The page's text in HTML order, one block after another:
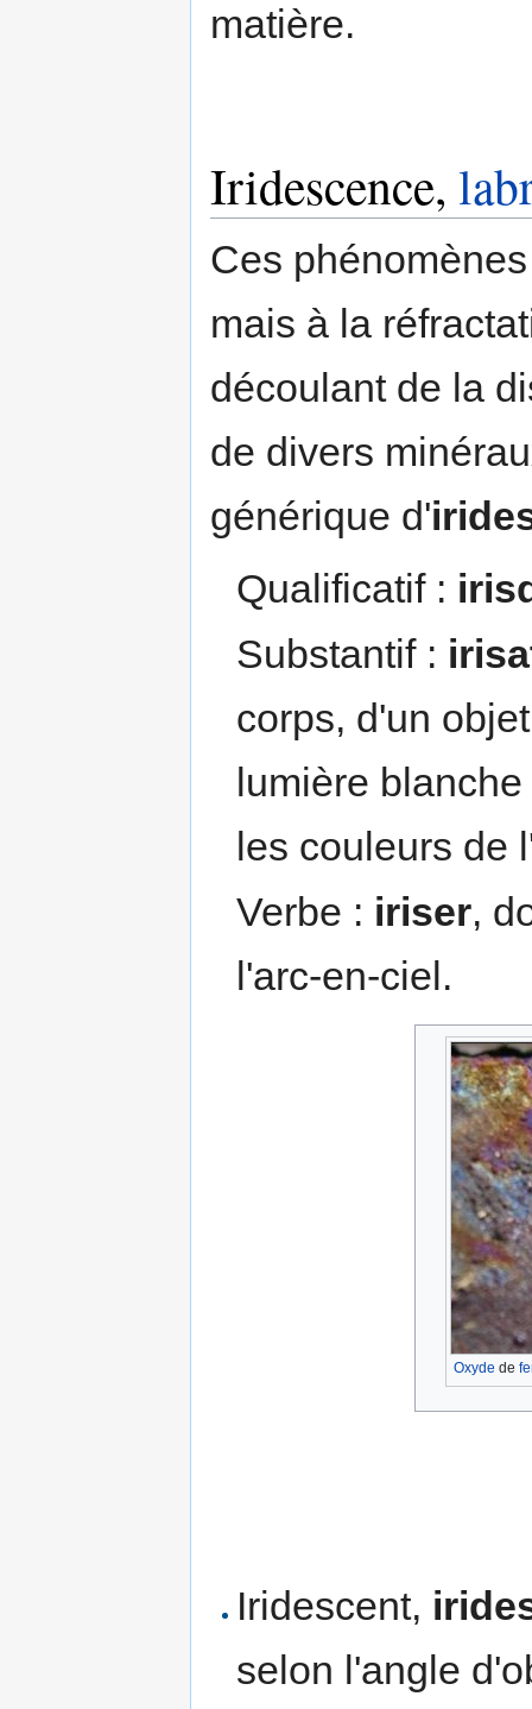
matière.
Iridescence,
Ces
mais à la
découlant de la
de divers
générique d'
Qualificatif :
Substantif :
corps, d'un
lumière
les couleurs de
Verbe : iriser,
l'arc-en-ciel.
Oxyde de
Iridescent,
selon l'angle